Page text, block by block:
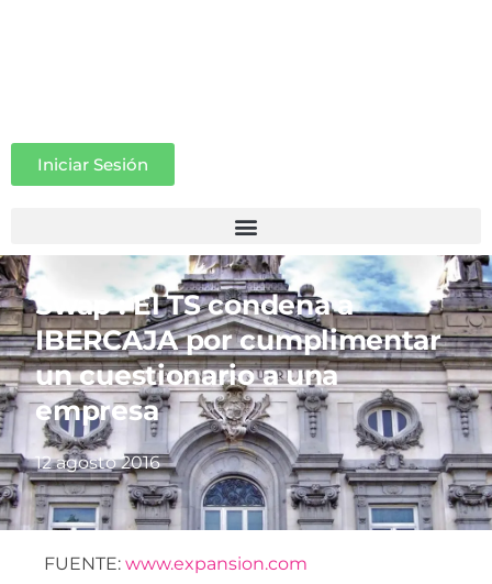
Iniciar Sesión
Swap : El TS condena a
IBERCAJA por cumplimentar
un cuestionario a una
empresa
12 agosto 2016
FUENTE: www.expansion.com